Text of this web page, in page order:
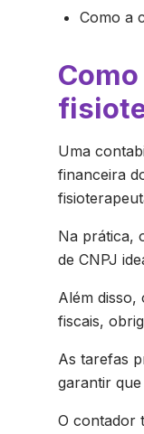
Como a
Uma
financeira
Na prática,
de CNPJ
Além disso,
fiscais,
As tarefas
garantir
O contador